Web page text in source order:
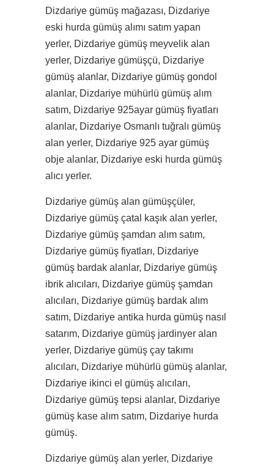
Dizdariye gümüş mağazası, Dizdariye
eski hurda gümüş alımı satım yapan
yerler, Dizdariye gümüş meyvelik alan
yerler, Dizdariye gümüşçü, Dizdariye
gümüş alanlar, Dizdariye gümüş gondol
alanlar, Dizdariye mühürlü gümüş alım
satım, Dizdariye 925ayar gümüş fiyatları
alanlar, Dizdariye Osmanlı tuğralı gümüş
alan yerler, Dizdariye 925 ayar gümüş
obje alanlar, Dizdariye eski hurda gümüş
alıcı yerler.
Dizdariye gümüş alan gümüşçüler,
Dizdariye gümüş çatal kaşık alan yerler,
Dizdariye gümüş şamdan alım satım,
Dizdariye gümüş fiyatları, Dizdariye
gümüş bardak alanlar, Dizdariye gümüş
ibrik alıcıları, Dizdariye gümüş şamdan
alıcıları, Dizdariye gümüş bardak alım
satım, Dizdariye antika hurda gümüş nasıl
satarım, Dizdariye gümüş jardinyer alan
yerler, Dizdariye gümüş çay takımı
alıcıları, Dizdariye mühürlü gümüş alanlar,
Dizdariye ikinci el gümüş alıcıları,
Dizdariye gümüş tepsi alanlar, Dizdariye
gümüş kase alım satım, Dizdariye hurda
gümüş.
Dizdariye gümüş alan yerler, Dizdariye